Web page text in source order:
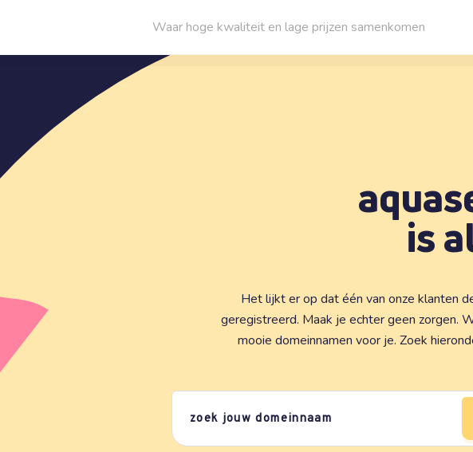
Waar hoge kwaliteit en lage prijzen samenkomen
is
Het lijkt er op dat één van onze klanten
geregistreerd. Maak je echter geen zorgen.
mooie domeinnamen voor je. Zoek